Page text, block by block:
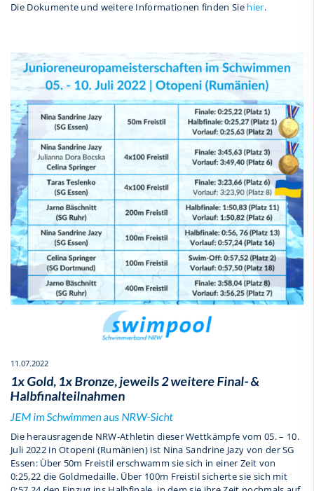
Die Dokumente und weitere Informationen finden Sie hier.
11.07.2022
1x Gold, 1x Bronze, jeweils 2 weitere Final- &
Halbfinalteilnahmen
JEM im Schwimmen aus NRW-Sicht
Die herausragende NRW-Athletin dieser Wettkämpfe vom 05. – 10.
Juli 2022 in Otopeni (Rumänien) ist Nina Sandrine Jazy von der SG
Essen: Über 50m Freistil erschwamm sie sich in einer Zeit von
0:25,22 die Goldmedaille. Über 100m Freistil sicherte sie sich mit